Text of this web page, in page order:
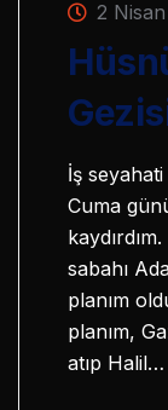
2
İş
Cuma
sabahı
planım
planım,
atıp Halil…